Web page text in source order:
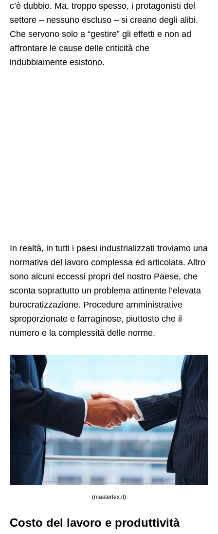
c’è dubbio. Ma, troppo spesso, i protagonisti del
settore – nessuno escluso – si creano degli alibi.
Che servono solo a “gestire” gli effetti e non ad
affrontare le cause delle criticità che
indubbiamente esistono.
In realtà, in tutti i paesi industrializzati troviamo una
normativa del lavoro complessa ed articolata. Altro
sono alcuni eccessi propri del nostro Paese, che
sconta soprattutto un problema attinente l’elevata
burocratizzazione. Procedure amministrative
sproporzionate e farraginose, piuttosto che il
numero e la complessità delle norme.
(masterlex.it)
Costo del lavoro e produttività